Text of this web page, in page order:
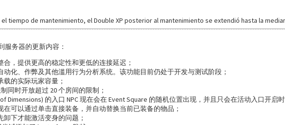
tiempo de mantenimiento, el Double XP posterior al mantenimiento se extendió hasta la
服务器的更新内容：
，提供更高的稳定性和更低的连接延迟；
动化、作弊及其他滥用行为分析系统。该功能目前仍处于开发与测试阶段；
的实际玩家容量；
同时开放超过 20 个房间的限制；
Dimensions) 的入口 NPC 现在会在 Event Square 的随机位置出现，并且只会在活动入口开启时
在可以通过单击直接装备，并自动替换当前已装备的物品；
下才能激活变身的问题；